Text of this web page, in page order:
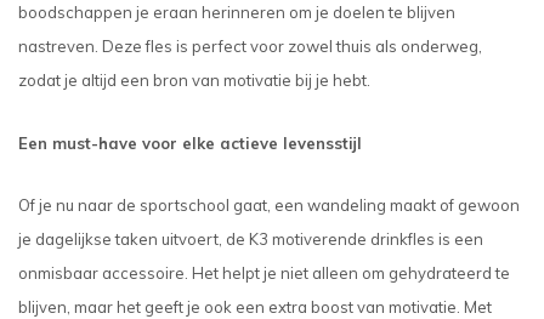
boodschappen je eraan herinneren om je doelen te blijven
nastreven. Deze fles is perfect voor zowel thuis als onderweg,
zodat je altijd een bron van motivatie bij je hebt.
Een must-have voor elke actieve levensstijl
Of je nu naar de sportschool gaat, een wandeling maakt of gewoon
je dagelijkse taken uitvoert, de K3 motiverende drinkfles is een
onmisbaar accessoire. Het helpt je niet alleen om gehydrateerd te
blijven, maar het geeft je ook een extra boost van motivatie. Met